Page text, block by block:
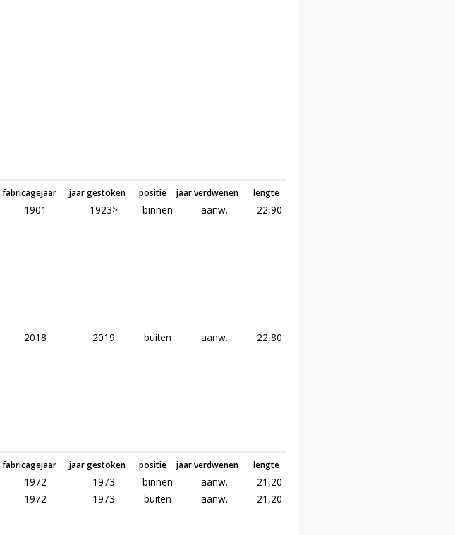
fabricagejaar jaar gestoken positie jaar verdwenen lengte
1901 1923> binnen aanw. 22,90
2018 2019 buiten aanw. 22,80
fabricagejaar jaar gestoken positie jaar verdwenen lengte
1972 1973 binnen aanw.
21,20
1972 1973 buiten aanw. 21,20